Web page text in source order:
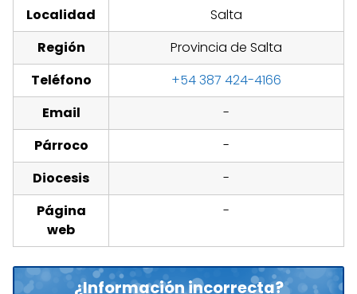
Localidad
Salta
Región
Provincia de Salta
Teléfono
+54 387 424-4166
Email
-
Párroco
-
Diocesis
-
Página
web
-
¿Información incorrecta?